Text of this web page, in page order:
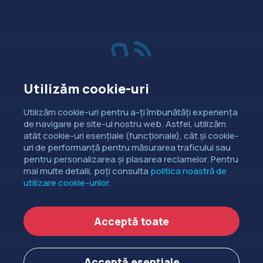
Vânzări
Dorești să intri în contact cu
departamentul de relații comerciale?
CONTACTEAZĂ-NE
Copyright ©EXTENDED DEV SRL2006-2026.
Politica de cookie-uri
Politica de confidențialitate
Utilizăm cookie-uri
Utilizăm cookie-uri pentru a-ți îmbunătăți experiența
de navigare pe site-ul nostru web. Astfel, utilizăm
atât cookie-uri esențiale (funcționale), cât și cookie-
uri de performanță pentru măsurarea traficului sau
pentru personalizarea și plasarea reclamelor. Pentru
mai multe detalii, poți consulta politica noastră de
utilizare cookie-urilor.
Acceptă toate